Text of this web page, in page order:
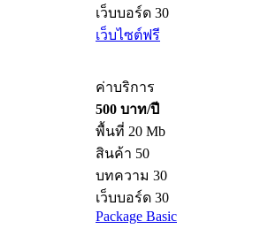
เว็บบอร์ด 30
เว็บไซต์ฟรี
ค่าบริการ
500 บาท/ปี
พื้นที่ 20 Mb
สินค้า 50
บทความ 30
เว็บบอร์ด 30
Package Basic